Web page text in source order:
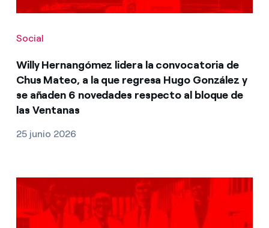
Social
Willy Hernangómez lidera la convocatoria de
Chus Mateo, a la que regresa Hugo González y
se añaden 6 novedades respecto al bloque de
las Ventanas
25 junio 2026